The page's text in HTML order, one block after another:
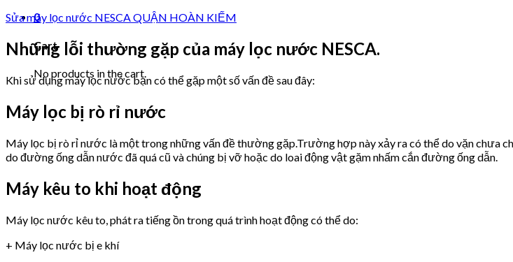
0
Cart
No products in the cart.
Sửa máy lọc nước NESCA QUẬN HOÀN KIẾM
Những lỗi thường gặp của máy lọc nước NESCA.
Khi sử dụng máy lọc nước bạn có thể gặp một số vấn đề sau đây:
Máy lọc bị rò rỉ nước
Máy lọc bị rò rỉ nước là một trong những vấn đề thường gặp.Trường hợp này xảy ra có thể do vặn chưa
do đường ống dẫn nước đã quá cũ và chúng bị vỡ hoặc do loai động vật gặm nhấm cắn đường ống dẫn.
Máy kêu to khi hoạt động
Máy lọc nước kêu to, phát ra tiếng ồn trong quá trình hoạt động có thể do:
+ Máy lọc nước bị e khí